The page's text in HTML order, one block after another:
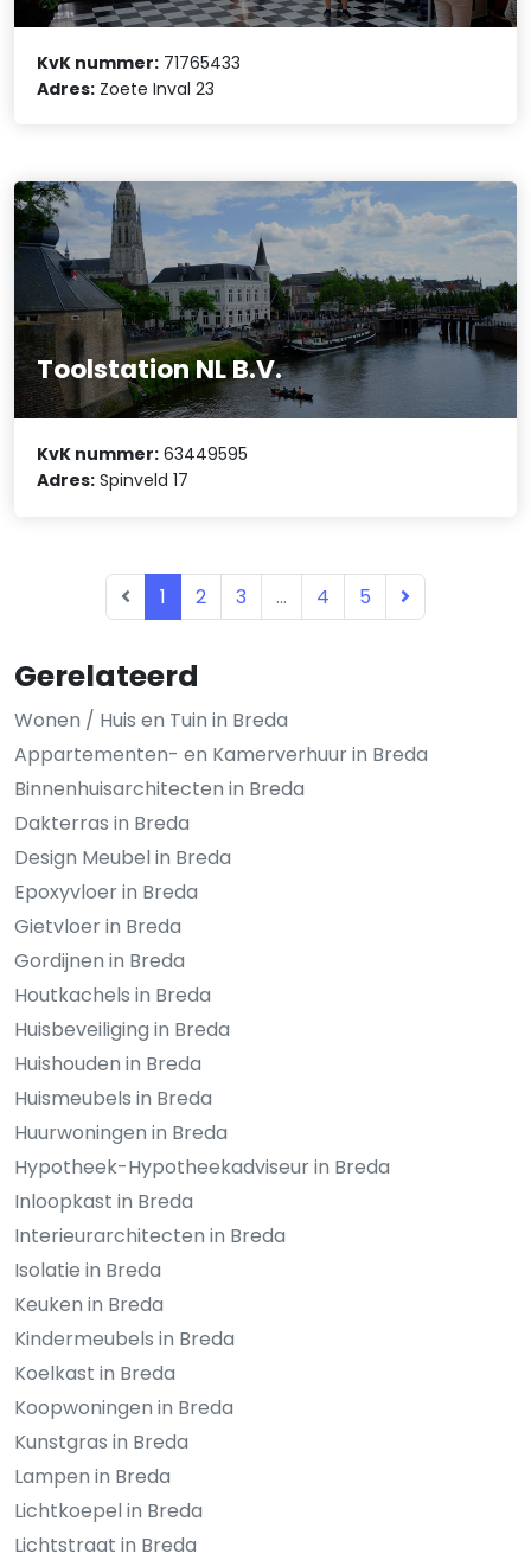
Gerelateerd
Wonen / Huis en Tuin in Breda
Appartementen- en Kamerverhuur in Breda
Binnenhuisarchitecten in Breda
Dakterras in Breda
Design Meubel in Breda
Epoxyvloer in Breda
Gietvloer in Breda
Gordijnen in Breda
Houtkachels in Breda
Huisbeveiliging in Breda
Huishouden in Breda
Huismeubels in Breda
Huurwoningen in Breda
Hypotheek-Hypotheekadviseur in Breda
Inloopkast in Breda
Interieurarchitecten in Breda
Isolatie in Breda
Keuken in Breda
Kindermeubels in Breda
Koelkast in Breda
Koopwoningen in Breda
Kunstgras in Breda
Lampen in Breda
Lichtkoepel in Breda
Lichtstraat in Breda
KvK nummer: 71765433
Adres: Zoete Inval 23
Toolstation NL B.V.
KvK nummer: 63449595
Adres: Spinveld 17
1 2 3 ... 4 5